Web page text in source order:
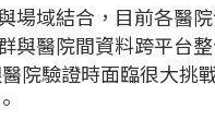
場域結合，目前各醫
與醫院間資料跨平台
院驗證時面臨很大挑